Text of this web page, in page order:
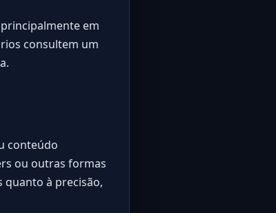
em
consultem um
conteúdo
ou outras formas
quanto à precisão,